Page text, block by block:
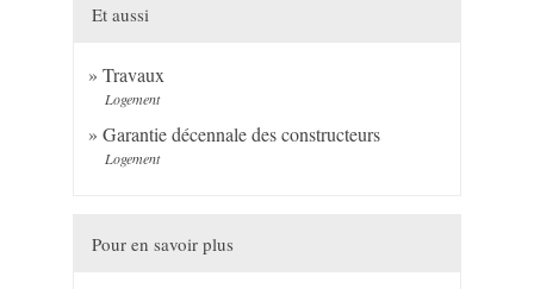
Et aussi
Travaux
Logement
Garantie décennale des constructeurs
Logement
Pour en savoir plus